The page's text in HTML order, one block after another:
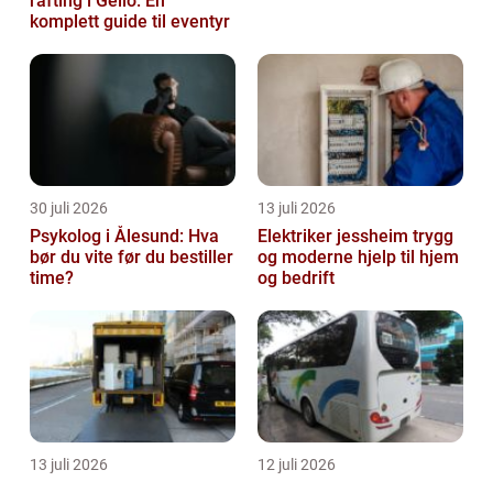
komplett guide til eventyr
30 juli 2026
Psykolog i Ålesund: Hva
bør du vite før du bestiller
time?
13 juli 2026
Elektriker jessheim trygg
og moderne hjelp til hjem
og bedrift
13 juli 2026 12 juli 2026